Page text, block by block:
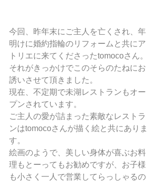
今回、昨年末にご主人を亡くされ、年
明けに婚約指輪のリフォームと共にア
トリエに来てくださったtomocoさん。
それがきっかけでこのそらのたねにお
誘いさせて頂きました。
現在、不定期で未湖レストランもオー
プンされています。
ご主人の愛が詰まった素敵なレストラ
ンはtomocoさんが描く絵と共にありま
す。
絵画のようで、美しい身体が喜ぶお料
理もとーってもお勧めですが、お子様
も小さく一人で営業してらっしゃるの